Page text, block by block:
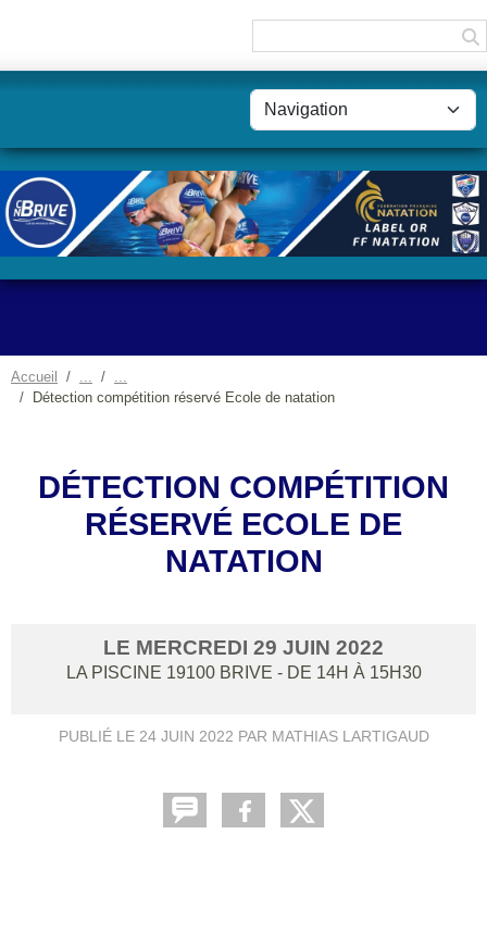
Accueil
Détection compétition réservé Ecole de natation
DÉTECTION COMPÉTITION
RÉSERVÉ ECOLE DE
NATATION
LE MERCREDI 29 JUIN 2022
LA PISCINE 19100 BRIVE - DE 14H À 15H30
PUBLIÉ LE 24 JUIN 2022 PAR MATHIAS LARTIGAUD